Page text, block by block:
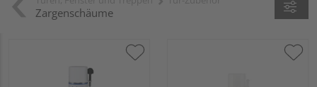
Zargenschäume